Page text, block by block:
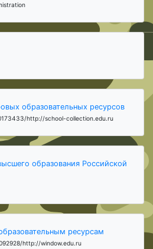
образовательных ресурсов
http://school-collection.edu.ru
образования Российской
ресурсам
http://window.edu.ru